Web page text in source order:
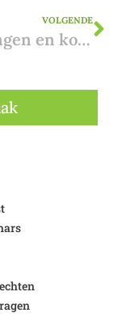
VOLGENDE
Belastingen en kosten bij de aankoop van een woning in Andalusía